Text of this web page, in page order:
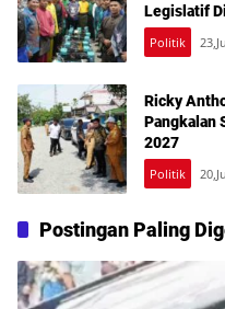
Legislatif
Politik
Ricky
Pangkalan
2027
Politik
Postingan Paling